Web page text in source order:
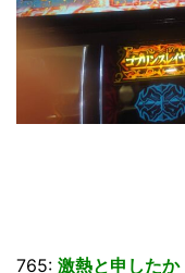
765: 激熱と申したか